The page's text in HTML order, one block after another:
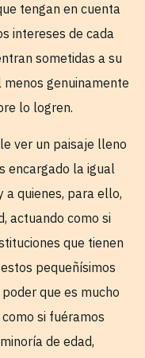
tengan en cuenta
intereses de cada
sometidas a su
genuinamente
lo logren.
ver un paisaje lleno
encargado la igual
a quienes, para ello,
actuando como si
que tienen
pequeñísimos
que es mucho
si fuéramos
de edad,